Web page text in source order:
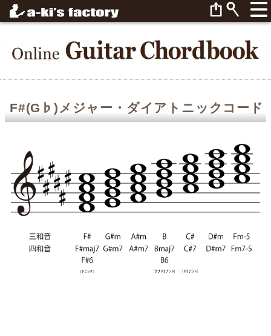
F#(G♭)メジャー・ダイアトニックコード